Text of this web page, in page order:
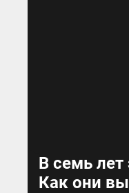
В семь
Как они